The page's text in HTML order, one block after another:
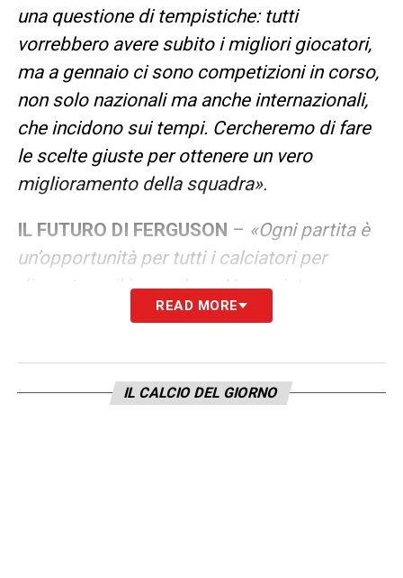
una questione di tempistiche: tutti
vorrebbero avere subito i migliori giocatori,
ma a gennaio ci sono competizioni in corso,
non solo nazionali ma anche internazionali,
che incidono sui tempi. Cercheremo di fare
le scelte giuste per ottenere un vero
miglioramento della squadra».
IL FUTURO DI FERGUSON – «Ogni partita è
un’opportunità per tutti i calciatori per
dimostrare il loro valore. Non esiste un caso
Ferguson. Come ho detto prima, cercheremo
insieme, valuteremo cosa sarà meglio per i
calciatori, ma soprattutto per la Roma e per i
READ MORE
IL CALCIO DEL GIORNO